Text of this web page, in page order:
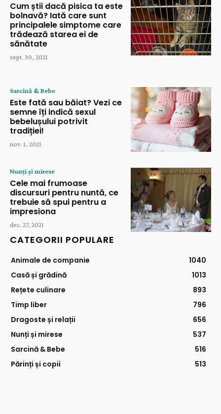
Cum știi dacă pisica ta este
bolnavă? Iată care sunt
principalele simptome care
trădează starea ei de
sănătate
sept. 30, 2021
Sarcină & Bebe
Este fată sau băiat? Vezi ce
semne îți indică sexul
bebelușului potrivit
tradiției!
nov. 1, 2021
Nunți și mirese
Cele mai frumoase
discursuri pentru nuntă, ce
trebuie să spui pentru a
impresiona
dec. 27, 2021
CATEGORII POPULARE
Animale de companie
1040
Casă și grădină
1013
Rețete culinare
893
Timp liber
796
Dragoste și relații
656
Nunți și mirese
537
Sarcină & Bebe
516
Părinți și copii
513